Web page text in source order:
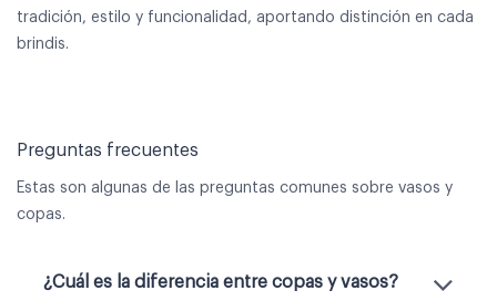
tradición, estilo y funcionalidad, aportando distinción en cada
brindis.
Preguntas frecuentes
Estas son algunas de las preguntas comunes sobre vasos y
copas.
¿Cuál es la diferencia entre copas y vasos?